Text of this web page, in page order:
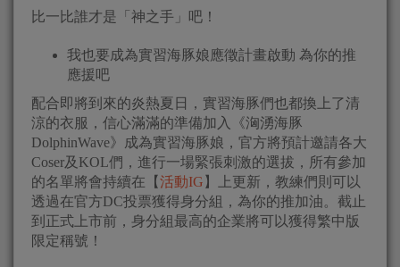
比一比誰才是「神之手」吧！
我也要成為實習海豚娘應徵計畫啟動 為你的推
應援吧
配合即將到來的炎熱夏日，實習海豚們也都換上了清
涼的衣服，信心滿滿的準備加入《洶湧海豚
DolphinWave》成為實習海豚娘，官方將預計邀請各大
Coser及KOL們，進行一場緊張刺激的選拔，所有參加
的名單將會持續在【活動IG 】上更新，教練們則可以
透過在官方DC投票獲得身分組，為你的推加油。截止
到正式上市前，身分組最高的企業將可以獲得繁中版
限定稱號！